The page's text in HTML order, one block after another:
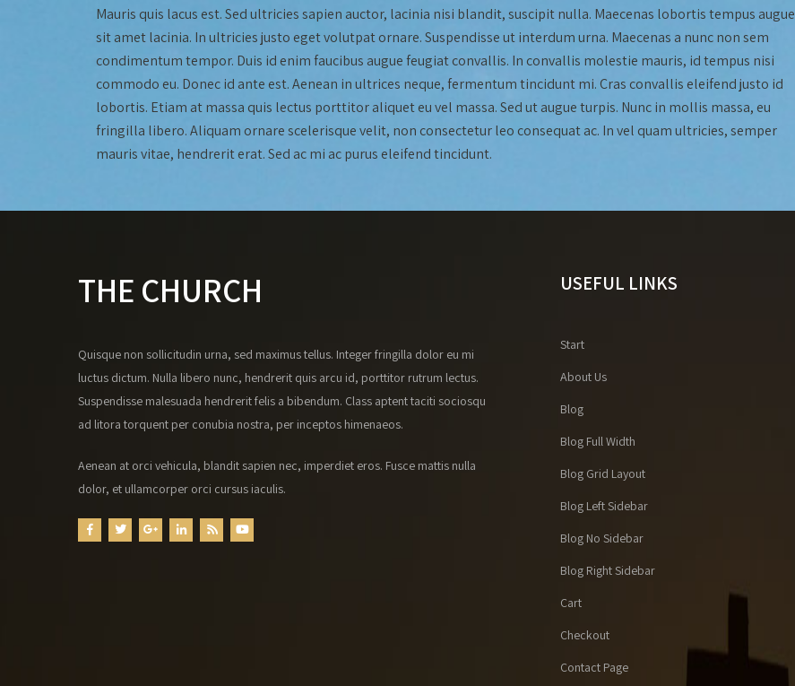
Mauris quis lacus est. Sed ultricies sapien auctor, lacinia nisi blandit, suscipit nulla. Maecenas lobortis tempus augue
sit amet lacinia. In ultricies justo eget volutpat ornare. Suspendisse ut interdum urna. Maecenas a nunc non sem
condimentum tempor. Duis id enim faucibus augue feugiat convallis. In convallis molestie mauris, id tempus nisi
commodo eu. Donec id ante est. Aenean in ultrices neque, fermentum tincidunt mi. Cras convallis eleifend justo id
lobortis. Etiam at massa quis lectus porttitor aliquet eu vel massa. Sed ut augue turpis. Nunc in mollis massa, eu
fringilla libero. Aliquam ornare scelerisque velit, non consectetur leo consequat ac. In vel quam ultricies, semper
mauris vitae, hendrerit erat. Sed ac mi ac purus eleifend tincidunt.
THE CHURCH
Quisque non sollicitudin urna, sed maximus tellus. Integer fringilla dolor eu mi
luctus dictum. Nulla libero nunc, hendrerit quis arcu id, porttitor rutrum lectus.
Suspendisse malesuada hendrerit felis a bibendum. Class aptent taciti sociosqu
ad litora torquent per conubia nostra, per inceptos himenaeos.
Aenean at orci vehicula, blandit sapien nec, imperdiet eros. Fusce mattis nulla
dolor, et ullamcorper orci cursus iaculis.
USEFUL LINKS
Start
About Us
Blog
Blog Full Width
Blog Grid Layout
Blog Left Sidebar
Blog No Sidebar
Blog Right Sidebar
Cart
Checkout
Contact Page